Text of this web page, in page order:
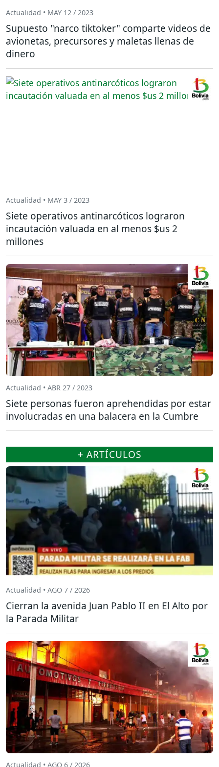
Actualidad • MAY 12 / 2023
Supuesto "narco tiktoker" comparte videos de
avionetas, precursores y maletas llenas de
dinero
Actualidad • MAY 3 / 2023
Siete operativos antinarcóticos lograron
incautación valuada en al menos $us 2
millones
Actualidad • ABR 27 / 2023
Siete personas fueron aprehendidas por estar
involucradas en una balacera en la Cumbre
+ ARTÍCULOS
Actualidad • AGO 7 / 2026
Cierran la avenida Juan Pablo II en El Alto por
la Parada Militar
Actualidad • AGO 6 / 2026